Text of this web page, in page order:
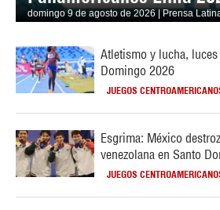
domingo 9 de agosto de 2026 | Prensa
Atletismo y lucha, luces
Domingo 2026
JUEGOS
Esgrima: México
venezolana en Santo
JUEGOS